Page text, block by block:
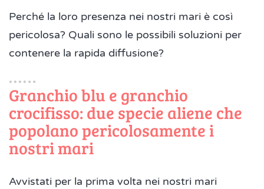
Perché la loro presenza nei nostri mari è così
pericolosa? Quali sono le possibili soluzioni per
contenere la rapida diffusione?
Granchio blu e granchio
crocifisso: due specie aliene che
popolano pericolosamente i
nostri mari
Avvistati per la prima volta nei nostri mari